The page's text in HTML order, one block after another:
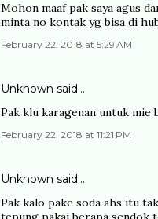
Mohon maaf pak saya agus
minta no kontak yg bisa di
February 22, 2018 at 5:29 AM
Unknown said…
Pak klu karagenan untuk mie
February 22, 2018 at 11:21 PM
Unknown said…
Pak kalo pake soda ahs itu